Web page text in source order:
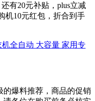
有20元补贴，plus立减
机10元红包，折合到手
全自动 大容量 家用专
爆料推荐，商品的促销